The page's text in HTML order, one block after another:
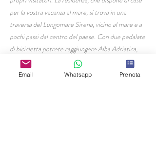
per la vostra vacanza al mare, si trova in una
traversa del Lungomare Sirena, vicino al mare e a
pochi passi dal centro del paese. Con due pedalate
di bicicletta potrete raggiungere Alba Adriatica,
una delle tappe della lunghissima pista ciclabile che
collega Martinsicuro, primo paese sulla costa
Email Whatsapp Prenota